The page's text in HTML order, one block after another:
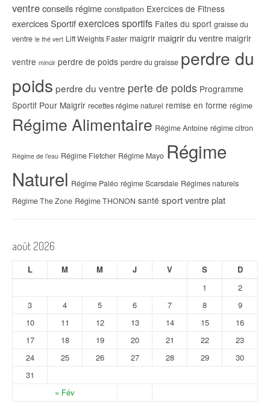
ventreconseils régime constipation Exercices de Fitness
exercices Sportifexercices sportifs Faites du sport graisse du
ventre le thé vert Lift Weights Faster maigrir maigrir du ventre maigrir
ventre mincir perdre de poids perdre du graisse perdre du
poids perdre du ventre perte de poids Programme
Sportif Pour Maigrir recettes régime naturel remise en forme régime
Régime Alimentaire Régime Antoine régime citron
Régime de l’eau Régime Fletcher Régime Mayo Régime
Naturel Régime Paléo régime Scarsdale Régimes naturels
Régime The Zone Régime THONON santé sportventre plat
août 2026
L M M J V S D
« Fév
1
2
3
4 5 6 7 8
9
10
11 12 13 14 15
16
17
18 19 20 21 22
23
24
25 26 27 28 29
30
31